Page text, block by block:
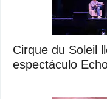
Cirque du Soleil
espectáculo